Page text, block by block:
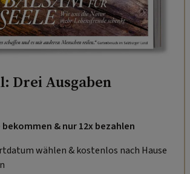
Drei Ausgaben
bekommen & nur 12x bezahlen
wählen & kostenlos nach Hause